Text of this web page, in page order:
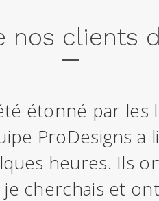
nos clients
étonné par les
ProDesigns a
heures. Ils
cherchais et